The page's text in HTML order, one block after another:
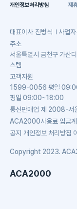
개인정보처리방침
제
대표이사 진병식 사업
주소
서울특별시 금천구 가산
스템
고객지원
1599-0056 평일
평일 09:00~18:00
통신판매업 제 2008-서
ACA2000사용료 입금계
공지 개인정보 처리방침
Copyright 2023.
ACA2000